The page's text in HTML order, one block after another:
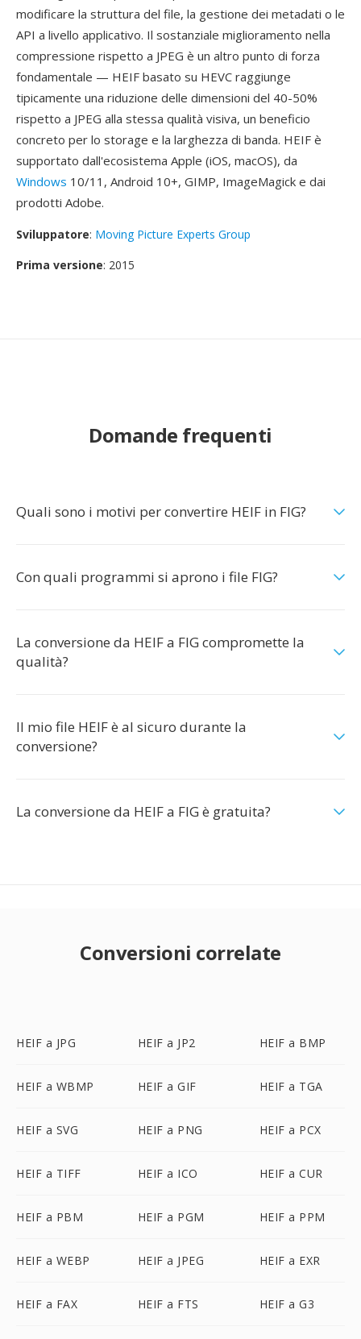
modificare la struttura del file, la gestione dei metadati o le
API a livello applicativo. Il sostanziale miglioramento nella
compressione rispetto a JPEG è un altro punto di forza
fondamentale — HEIF basato su HEVC raggiunge
tipicamente una riduzione delle dimensioni del 40-50%
rispetto a JPEG alla stessa qualità visiva, un beneficio
concreto per lo storage e la larghezza di banda. HEIF è
supportato dall'ecosistema Apple (iOS, macOS), da
Windows 10/11, Android 10+, GIMP, ImageMagick e dai
prodotti Adobe.
Sviluppatore: Moving Picture Experts Group
Prima versione: 2015
Domande frequenti
Quali sono i motivi per convertire HEIF in FIG?
Con quali programmi si aprono i file FIG?
La conversione da HEIF a FIG compromette la
qualità?
Il mio file HEIF è al sicuro durante la
conversione?
La conversione da HEIF a FIG è gratuita?
Conversioni correlate
HEIF a JPG HEIF a JP2 HEIF a BMP
HEIF a WBMP HEIF a GIF HEIF a TGA
HEIF a SVG HEIF a PNG HEIF a PCX
HEIF a TIFF HEIF a ICO HEIF a CUR
HEIF a PBM HEIF a PGM HEIF a PPM
HEIF a WEBP HEIF a JPEG HEIF a EXR
HEIF a FAX HEIF a FTS HEIF a G3